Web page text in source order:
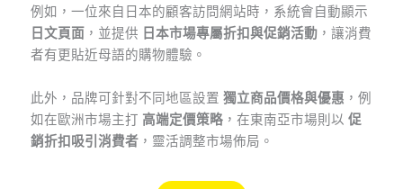
例如，一位來自日本的顧客訪問網站時，系統會自動顯示
日文頁面 ，並提供 日本市場專屬折扣與促銷活動 ，讓消費
者有更貼近母語的購物體驗。
此外，品牌可針對不同地區設置 獨立商品價格與優惠 ，例
如在歐洲市場主打 高端定價策略 ，在東南亞市場則以 促
銷折扣吸引消費者 ，靈活調整市場佈局。